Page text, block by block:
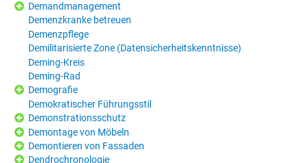
Demandmanagement
Demenzkranke betreuen
Demenzpflege
Demilitarisierte Zone (Datensicherheitskenntnisse)
Deming-Kreis
Deming-Rad
Demografie
Demokratischer Führungsstil
Demonstrationsschutz
Demontage von Möbeln
Demontieren von Fassaden
Dendrochronologie